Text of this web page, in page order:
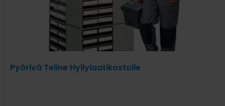
Pyörivä Teline Hyllylaatikostolle